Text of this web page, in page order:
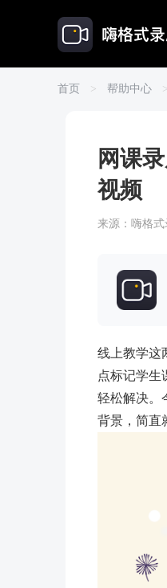
首页 > 帮助中心 >
网课
视频
来源： 嗨格式
线上教学这
点标记学生
轻松解决。
背景，简直